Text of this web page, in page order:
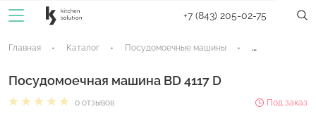
+7 (843) 205-02-75
Главная Каталог Посудомоечные машины Встраиваемые
Посудомоечная машина BD 4117 D
0 отзывов Под заказ